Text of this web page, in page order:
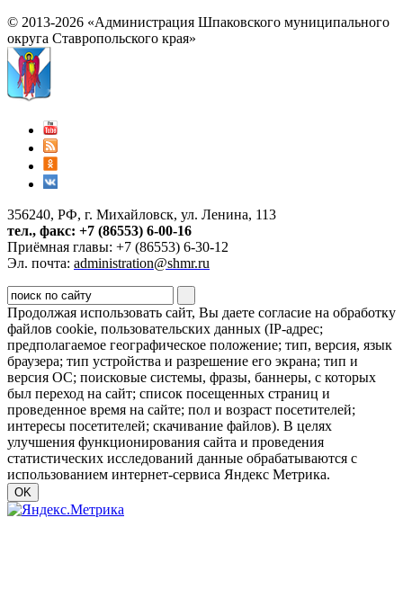
© 2013-2026 «Администрация Шпаковского муниципального
округа Ставропольского края»
356240, РФ, г. Михайловск, ул. Ленина, 113
тел., факс: +7 (86553) 6-00-16
Приёмная главы: +7 (86553) 6-30-12
Эл. почта: administration@shmr.ru
Продолжая использовать сайт, Вы даете согласие на обработку
файлов cookie, пользовательских данных (IP-адрес;
предполагаемое географическое положение; тип, версия, язык
браузера; тип устройства и разрешение его экрана; тип и
версия ОС; поисковые системы, фразы, баннеры, с которых
был переход на сайт; список посещенных страниц и
проведенное время на сайте; пол и возраст посетителей;
интересы посетителей; скачивание файлов). В целях
улучшения функционирования сайта и проведения
статистических исследований данные обрабатываются с
использованием интернет-сервиса Яндекс Метрика.
OK